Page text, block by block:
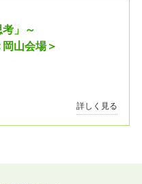
」～
山会場＞
詳しく見る